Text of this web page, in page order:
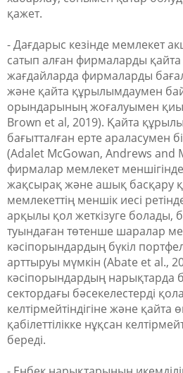
қажет.
- Дағдарыс кезінде мемлекет
сатып алған фирмаларды
жағдайларда фирмаларды
және қайта құрылымдаумен
орындарының жоғалуымен
Brown et al, 2019). Қайта
бағытталған ерте араласумен
(Adalet McGowan, Andrews and
фирмалар мемлекет меншігінде
жақсырақ және ашық басқару
мемлекеттің меншік иесі
арқылы қол жеткізуге болады,
туындаған төтенше шаралар
кәсіпорындардың бүкіл
арттыруы мүмкін (Abate et al.,
кәсіпорындардың нарықтарда
сектордағы бәсекелестерді
келтірмейтіндігіне және қайта
қабілеттілікке нұқсан
береді.